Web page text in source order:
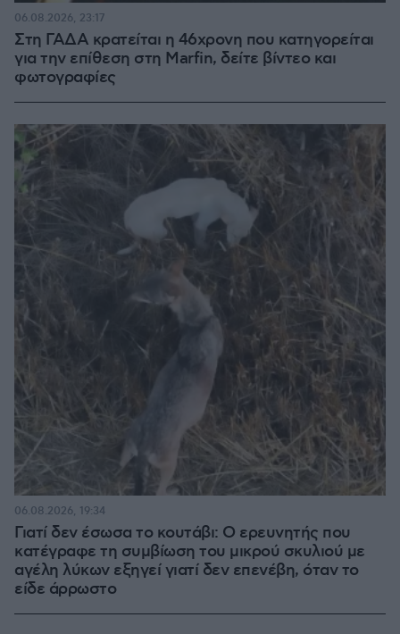
Στη ΓΑΔΑ κρατείται η 46χρονη που κατηγορείται
για την επίθεση στη Marfin, δείτε βίντεο και
φωτογραφίες
06.08.2026, 23:17
Γιατί δεν έσωσα το κουτάβι: Ο ερευνητής που
κατέγραφε τη συμβίωση του μικρού σκυλιού με
αγέλη λύκων εξηγεί γιατί δεν επενέβη, όταν το
είδε άρρωστο
06.08.2026, 19:34